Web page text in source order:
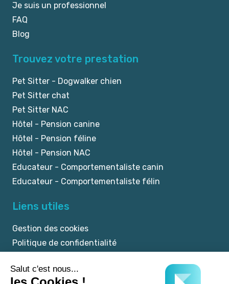
Je suis un professionnel
FAQ
Blog
Trouvez votre prestation
Pet Sitter - Dogwalker chien
Pet Sitter chat
Pet Sitter NAC
Hôtel - Pension canine
Hôtel - Pension féline
Hôtel - Pension NAC
Educateur - Comportementaliste canin
Educateur - Comportementaliste félin
Liens utiles
Gestion des cookies
Politique de confidentialité
CGU